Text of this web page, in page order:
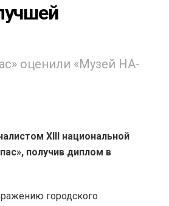
оценили «Музей НА-
XIII национальной
получив диплом в
городского